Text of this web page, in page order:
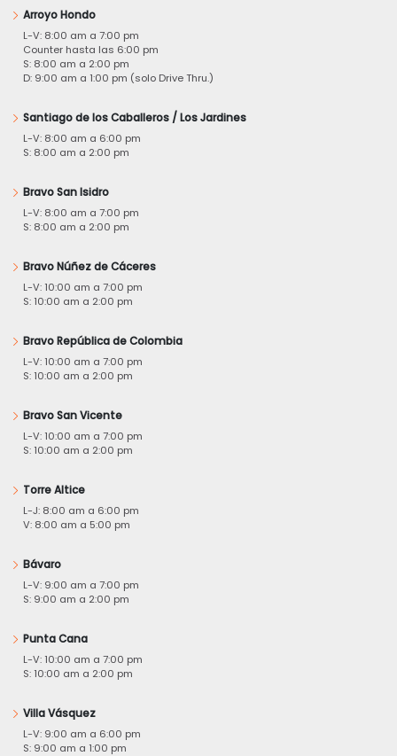
Arroyo Hondo
L-V: 8:00 am a 7:00 pm
Counter hasta las 6:00 pm
S: 8:00 am a 2:00 pm
D: 9:00 am a 1:00 pm (solo Drive Thru.)
Santiago de los Caballeros / Los Jardines
L-V: 8:00 am a 6:00 pm
S: 8:00 am a 2:00 pm
Bravo San Isidro
L-V: 8:00 am a 7:00 pm
S: 8:00 am a 2:00 pm
Bravo Núñez de Cáceres
L-V: 10:00 am a 7:00 pm
S: 10:00 am a 2:00 pm
Bravo República de Colombia
L-V: 10:00 am a 7:00 pm
S: 10:00 am a 2:00 pm
Bravo San Vicente
L-V: 10:00 am a 7:00 pm
S: 10:00 am a 2:00 pm
Torre Altice
L-J: 8:00 am a 6:00 pm
V: 8:00 am a 5:00 pm
Bávaro
L-V: 9:00 am a 7:00 pm
S: 9:00 am a 2:00 pm
Punta Cana
L-V: 10:00 am a 7:00 pm
S: 10:00 am a 2:00 pm
Villa Vásquez
L-V: 9:00 am a 6:00 pm
S: 9:00 am a 1:00 pm